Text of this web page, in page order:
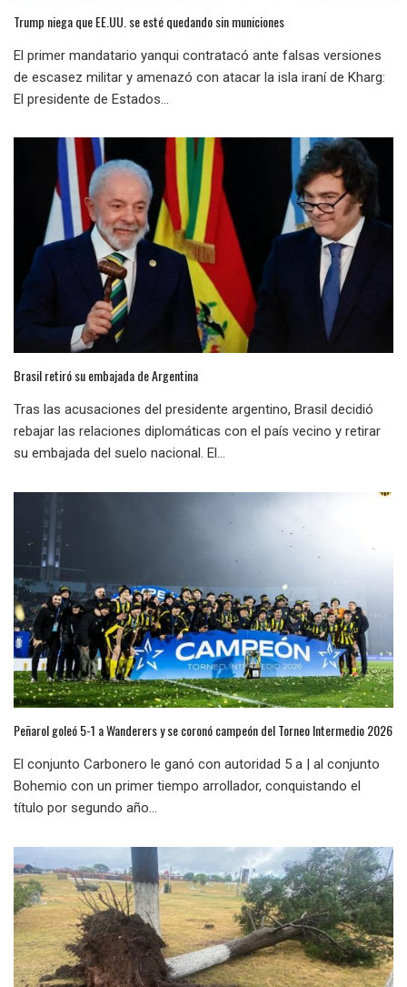
Trump niega que EE.UU. se esté quedando sin municiones
El primer mandatario yanqui contratacó ante falsas versiones
de escasez militar y amenazó con atacar la isla iraní de Kharg:
El presidente de Estados...
Brasil retiró su embajada de Argentina
Tras las acusaciones del presidente argentino, Brasil decidió
rebajar las relaciones diplomáticas con el país vecino y retirar
su embajada del suelo nacional. El...
Peñarol goleó 5-1 a Wanderers y se coronó campeón del Torneo Intermedio 2026
El conjunto Carbonero le ganó con autoridad 5 a | al conjunto
Bohemio con un primer tiempo arrollador, conquistando el
título por segundo año...